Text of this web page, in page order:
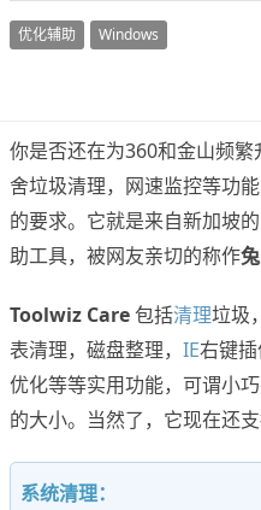
优化辅助 Windows
你是否还在为360和金山频
舍垃圾清理，网速监控等功
的要求。它就是来自新加坡的
助工具，被网友亲切的称作
Toolwiz Care包括清理垃圾
表清理，磁盘整理， IE右键
优化等等实用功能，可谓小
的大小。当然了，它现在还支
系统清理：